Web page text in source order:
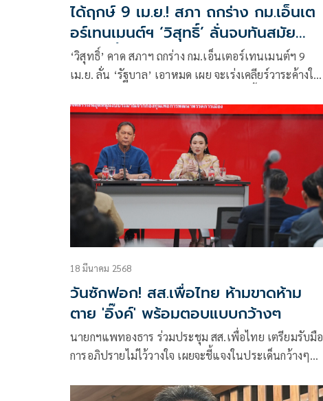
ได้ฤกษ์ 9 เม.ย.! สภา ถกร่าง กม.เอ็นเต
อร์เทนเมนต์ฯ ‘วิสุทธิ์’ ลั่นจบทันสมัย
ประชุมนี้
‘วิสุทธิ์’ คาด สภาฯ ถกร่าง กม.เอ็นเตอร์เทนเมนต์ฯ 9
เม.ย. ลั่น ‘รัฐบาล’ เอาหมด เผย จะเร่งเคลียร์วาระค้างให้
18 มีนาคม 2568
วันซักฟอก! สส.เพื่อไทย ห้ามขาดห้าม
ตาย 'อิ๊งค์' พร้อมตอบแบบกว้างๆ
นายกฯแพทองธาร ร่วมประชุม สส.เพื่อไทย เตรียมรับมือ
การอภิปรายไม่ไว้วางใจ เผยจะชี้แจงในประเด็นกว้างๆ
ข้อมูล ขณะที่ “วิสุทธิ์” สั่งห้ามขาดห้ามตายในช่วง